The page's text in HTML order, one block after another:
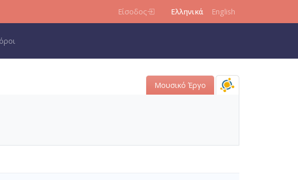
Είσοδος Ελληνικά English
Μουσικό Έργο